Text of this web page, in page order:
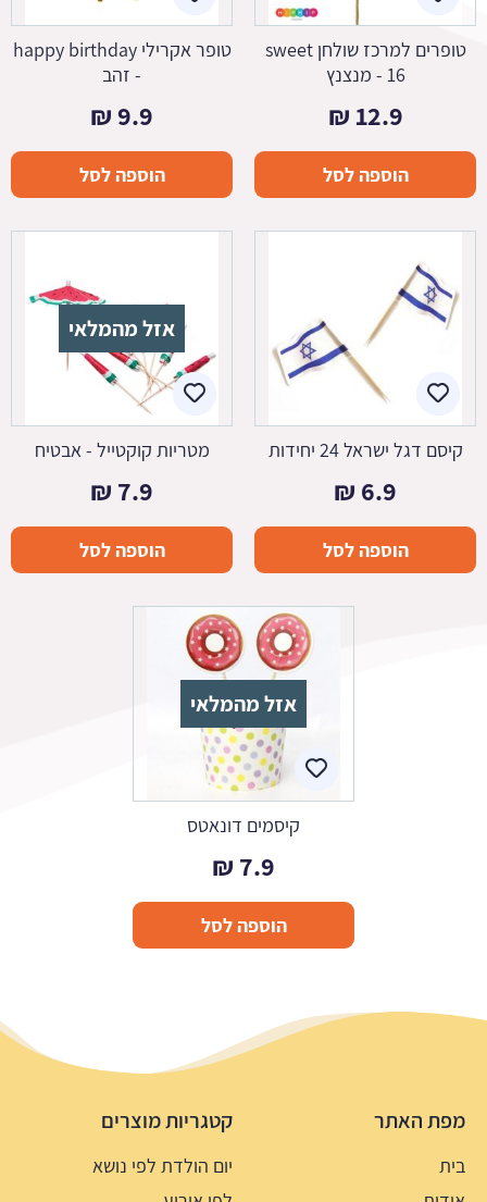
טופרים למרכז שולחן sweet
16 - מנצנץ
12.9
₪
הוספה לסל
טופר אקרילי happy birthday
- זהב
9.9
₪
הוספה לסל
קיסם דגל ישראל 24 יחידות
6.9
₪
הוספה לסל
אזל מהמלאי
מטריות קוקטייל - אבטיח
7.9
₪
הוספה לסל
אזל מהמלאי
קיסמים דונאטס
7.9
₪
הוספה לסל
מפת האתר
בית
קטגריות מוצרים
יום הולדת לפי נושא